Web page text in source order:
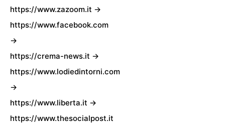
https://www.zazoom.it →
https://www.facebook.com
→
https://crema-news.it →
https://www.lodiedintorni.com
→
https://www.liberta.it →
https://www.thesocialpost.it